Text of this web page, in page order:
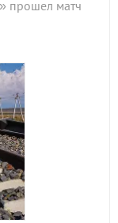
прошел матч